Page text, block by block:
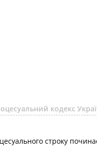
кодекс
строку